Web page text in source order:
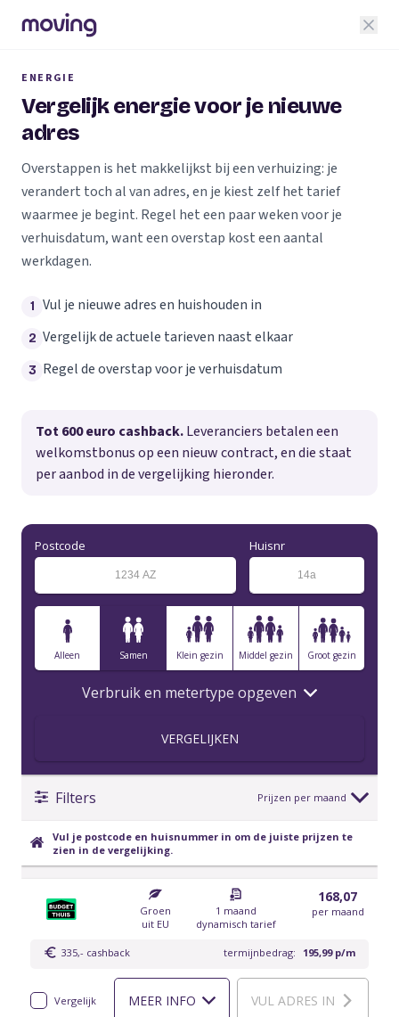
ENERGIE
Vergelijk energie voor je nieuwe
adres
Overstappen is het makkelijkst bij een verhuizing: je
verandert toch al van adres, en je kiest zelf het tarief
waarmee je begint. Regel het een paar weken voor je
verhuisdatum, want een overstap kost een aantal
werkdagen.
1 Vul je nieuwe adres en huishouden in
2 Vergelijk de actuele tarieven naast elkaar
3 Regel de overstap voor je verhuisdatum
Tot 600 euro cashback.Leveranciers betalen een
welkomstbonus op een nieuw contract, en die staat
per aanbod in de vergelijking hieronder.